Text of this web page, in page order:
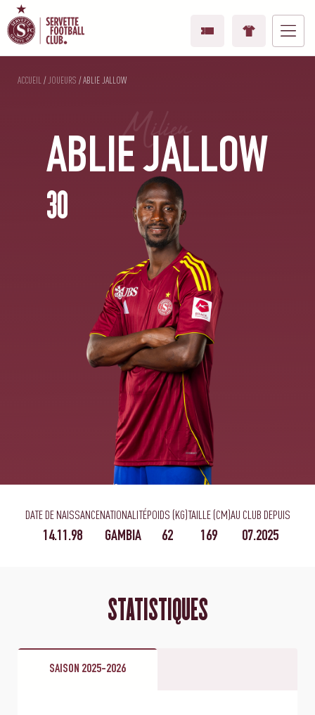
ACCUEIL / JOUEURS /ABLIE JALLOW
Milieu
ABLIE JALLOW
30
DATE DE NAISSANCE
14.11.98
NATIONALITÉ
GAMBIA
POIDS (KG)
62
TAILLE (CM)
169
AU CLUB DEPUIS
07.2025
STATISTIQUES
SAISON 2025-2026